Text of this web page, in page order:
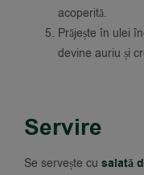
acoperită.
Prăjește în ulei
devine auriu și
Servire
Se servește cu salată